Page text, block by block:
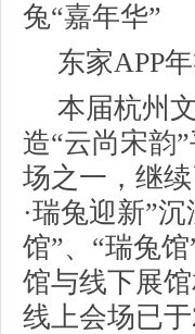
兔“嘉年华”
东家APP
本届杭州
造“云尚宋韵
场之一，继
·瑞兔迎新”
馆”、“瑞兔
馆与线下展
线上会场已